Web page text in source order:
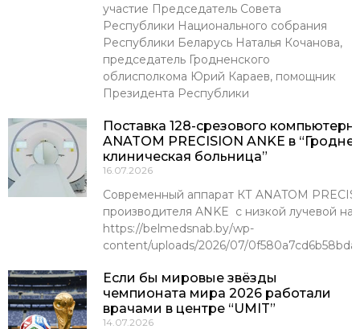
участие Председатель Совета
Республики Национального собрания
Республики Беларусь Наталья Кочанова,
председатель Гродненского
облисполкома Юрий Караев, помощник
Президента Республики
Поставка 128-срезового
ANATOM PRECISION ANKE в
клиническая больница”
16.07.2026
Современный аппарат КТ ANATOM
производителя ANKE с низкой лучевой
https://belmedsnab.by/wp-
content/uploads/2026/07/
Если бы мировые звёзды
чемпионата мира 2026 работали
врачами в центре “UMIT”
14.07.2026